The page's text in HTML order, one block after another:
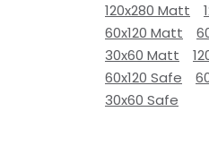
120x280 Matt
60x120 Matt
30x60 Matt
60x120 Safe
30x60 Safe